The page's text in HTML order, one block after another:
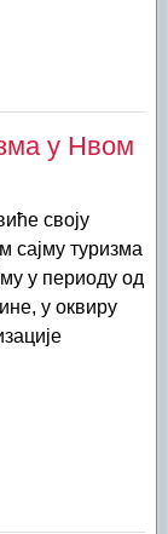
у Нвом
своју
сајму туризма
у периоду од
у оквиру